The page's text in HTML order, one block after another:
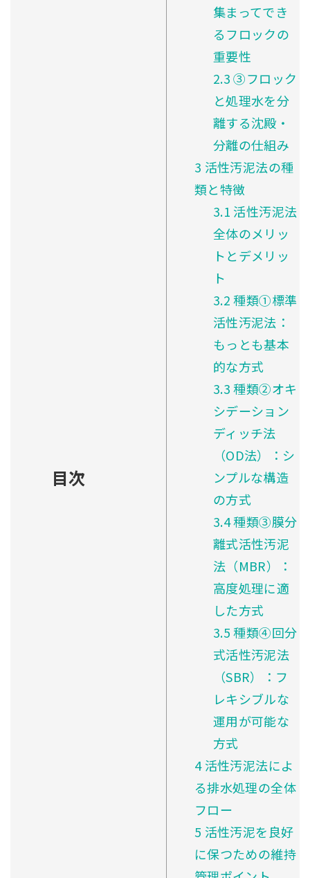
目次
集まってでき
るフロックの
重要性
2.3③フロック
と処理水を分
離する沈殿・
分離の仕組み
3 活性汚泥法の種
類と特徴
3.1 活性汚泥法
全体のメリッ
トとデメリッ
ト
3.2種類①標準
活性汚泥法：
もっとも基本
的な方式
3.3種類②オキ
シデーション
ディッチ法
（OD法）：シ
ンプルな構造
の方式
3.4種類③膜分
離式活性汚泥
法（MBR）：
高度処理に適
した方式
3.5種類④回分
式活性汚泥法
（SBR）：フ
レキシブルな
運用が可能な
方式
4活性汚泥法によ
る排水処理の全体
フロー
5 活性汚泥を良好
に保つための維持